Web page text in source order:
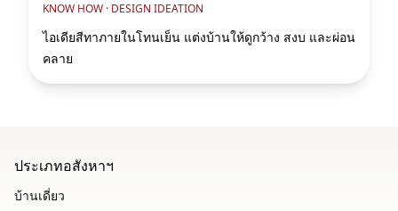
KNOW HOW · DESIGN IDEATION
ไอเดียสีทาภายในโทนเย็น แต่งบ้านให้ดูกว้าง สงบ และผ่อน
คลาย
ประเภทอสังหาฯ
บ้านเดี่ยว